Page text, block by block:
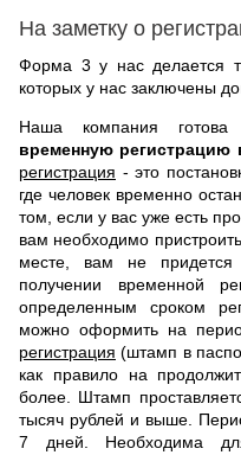
На заметку о
Форма 3 у нас делается
которых у нас заключены
Наша компания
временную
регистрация - это
где человек временно
том, если у вас уже есть
вам необходимо
месте, вам не придется
получении временной
определенным сроком
можно оформить на
регистрация (штамп в
как правило на
более. Штамп
тысяч рублей и выше.
7 дней. Необходима